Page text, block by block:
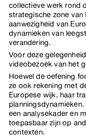
collectieve werk rond
strategische zone
aanwezigheid van
dynamieken van
verandering.
Voor deze
videobezoek van het
Hoewel de oefening
ze ook rekening met
Europese wijk, haar
een analysekader en
toepasbaar zijn op
contexten.